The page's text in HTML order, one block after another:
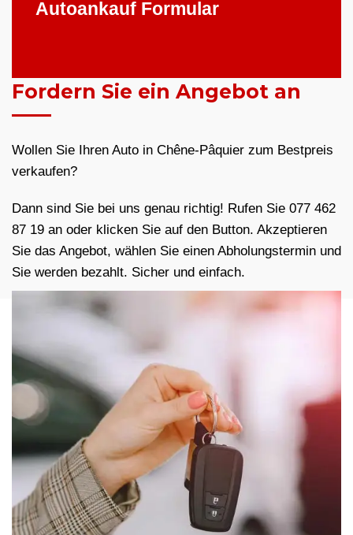
Autoankauf Formular
Fordern Sie ein Angebot an
Wollen Sie Ihren Auto in Chêne-Pâquier zum Bestpreis
verkaufen?
Dann sind Sie bei uns genau richtig! Rufen Sie 077 462
87 19 an oder klicken Sie auf den Button. Akzeptieren
Sie das Angebot, wählen Sie einen Abholungstermin und
Sie werden bezahlt. Sicher und einfach.